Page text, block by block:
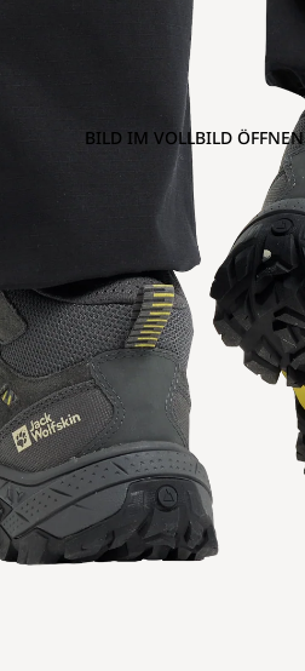
BILD IM VOLLBILD ÖFFNEN